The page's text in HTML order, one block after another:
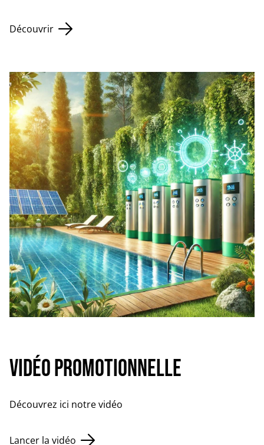
Découvrir
Vidéo promotionnelle
Découvrez ici notre vidéo
Lancer la vidéo